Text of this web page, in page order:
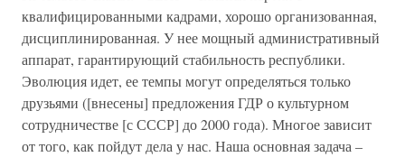
квалифицированными кадрами, хорошо организованная,
дисциплинированная. У нее мощный административный
аппарат, гарантирующий стабильность республики.
Эволюция идет, ее темпы могут определяться только
друзьями ([внесены] предложения ГДР о культурном
сотрудничестве [с СССР] до 2000 года). Многое зависит
от того, как пойдут дела у нас. Наша основная задача –